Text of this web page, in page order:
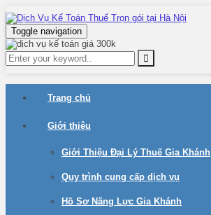
Toggle navigation
Trang chủ
Giới thiệu
Giới Thiệu Đại Lý Thuế Gia Khánh
Quy trình cung cấp dịch vụ
Hồ Sơ Năng Lực Gia Khánh